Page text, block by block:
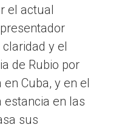
el actual
y el
de Rubio por
Cuba, y en el
estancia en las
sus